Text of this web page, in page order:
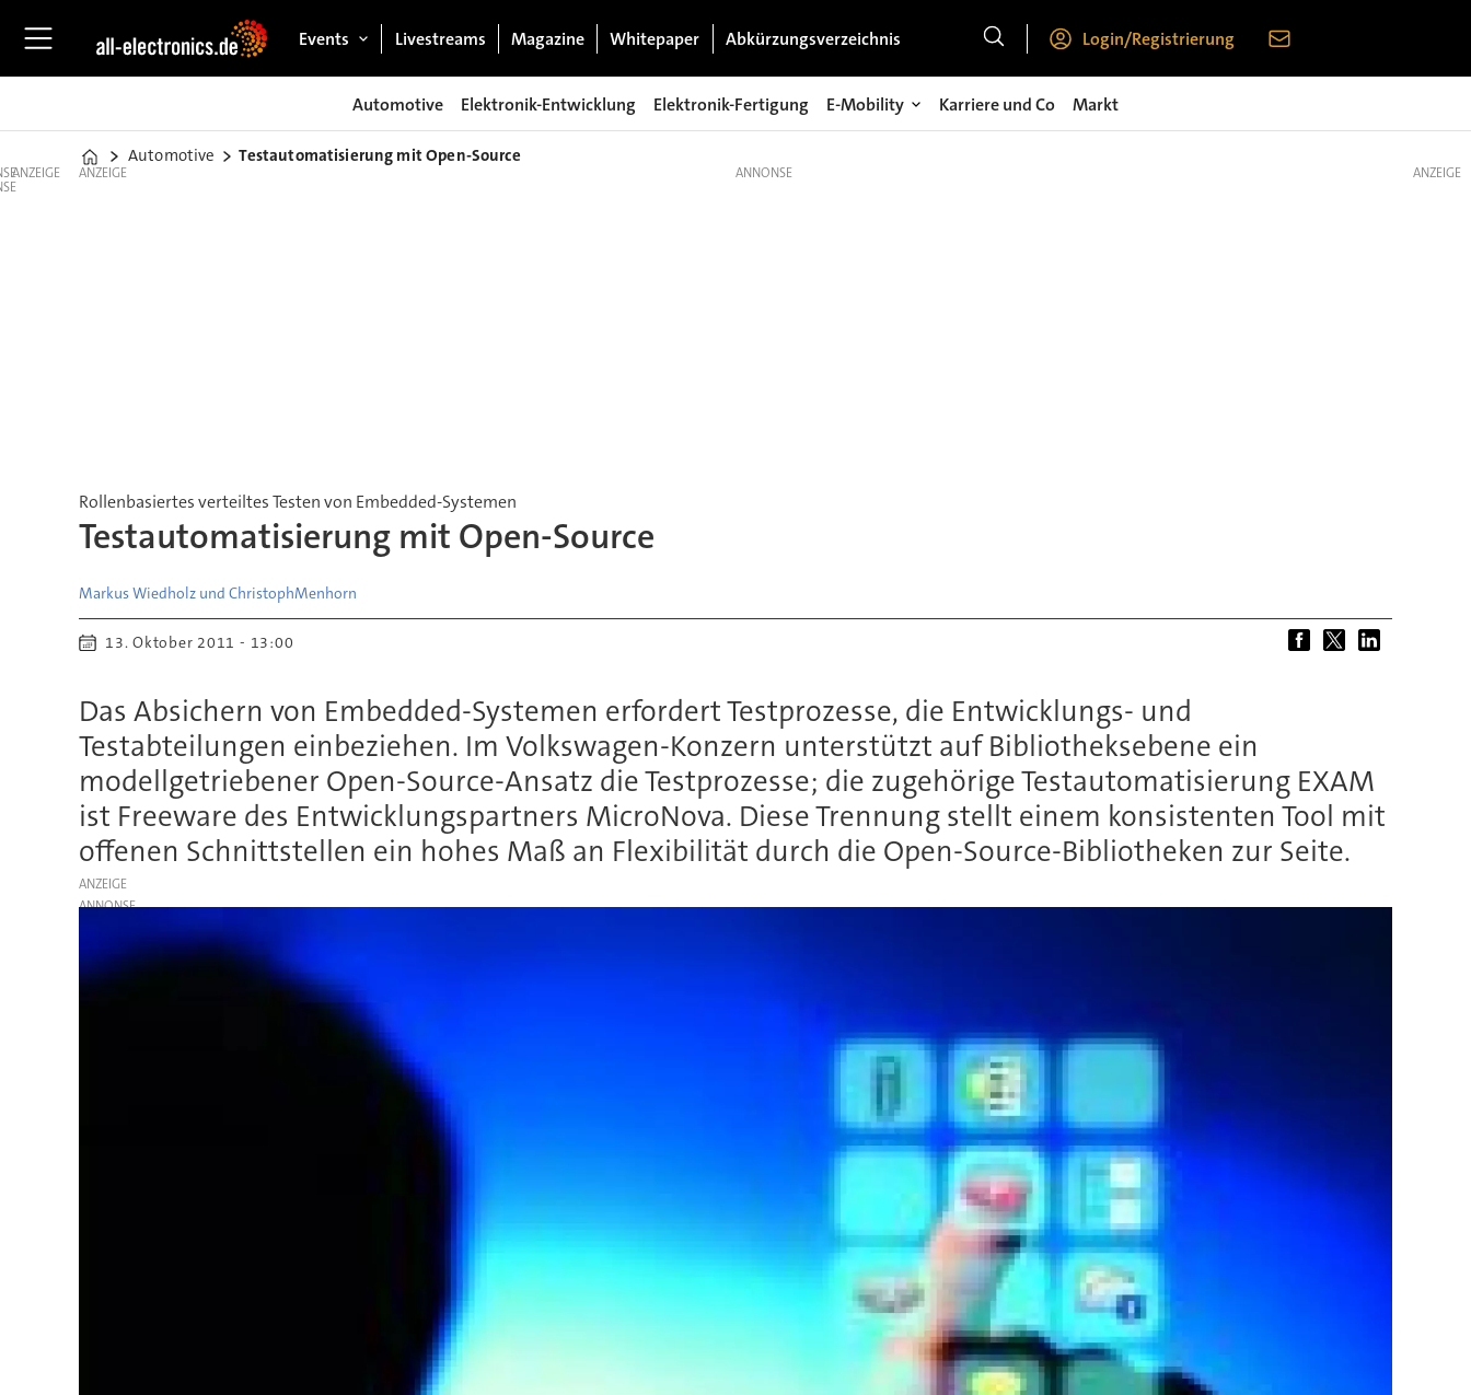
Events Livestreams Magazine Whitepaper Abkürzungsverzeichnis Login/Registrierung
Automotive Elektronik-Entwicklung Elektronik-Fertigung E-Mobility Karriere und Co Markt
Home
Automotive Testautomatisierung mit Open-Source
ANZEIGE ANZEIGE
Rollenbasiertes verteiltes Testen von Embedded-Systemen
Testautomatisierung mit Open-Source
Markus Wiedholz und ChristophMenhorn
13. Oktober 2011 - 13:00
Das Absichern von Embedded-Systemen erfordert Testprozesse, die Entwicklungs- und
Testabteilungen einbeziehen. Im Volkswagen-Konzern unterstützt auf Bibliotheksebene ein
modellgetriebener Open-Source-Ansatz die Testprozesse; die zugehörige Testautomatisierung EXAM
ist Freeware des Entwicklungspartners MicroNova. Diese Trennung stellt einem konsistenten Tool mit
offenen Schnittstellen ein hohes Maß an Flexibilität durch die Open-Source-Bibliotheken zur Seite.
ANZEIGE
ANZEIGE